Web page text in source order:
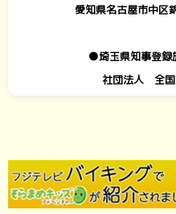
愛知県名古屋市中区
●埼玉県知事登
社団法人 全国